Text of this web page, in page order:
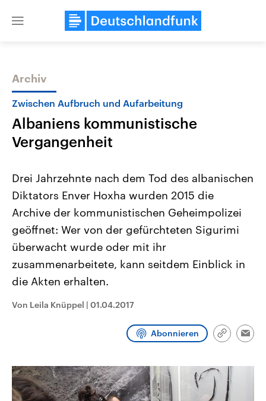
Close
Themen
Landtagswahl Sachsen-Anhalt
2026
Alle Informationen
Sachsen-Anhalt wählt am 6.
September 2026 einen neuen
Landtag. Seit 2021 wird das
Bundesland von einer Koalition aus
Umfragen, Prognosen,
und Hintergründe zu den Parteien
und Kandidaten der anstehenden
USA
Aktuelle Beiträge,
Hintergründe
Wirtschaftlich und
gehören die Vereinigten
den mächtigsten Ländern
mit großem Einfluss auf
Sendungen Programm
Archiv
Zwischen Aufbruch und Aufarbeitung
Albaniens kommunistische
Vergangenheit
Drei Jahrzehnte nach dem Tod des albanischen
Diktators Enver Hoxha wurden 2015 die
Archive der kommunistischen Geheimpolizei
geöffnet: Wer von der gefürchteten Sigurimi
überwacht wurde oder mit ihr
zusammenarbeitete, kann seitdem Einblick in
die Akten erhalten.
Von Leila Knüppel | 01.04.2017
Abonnieren
Link